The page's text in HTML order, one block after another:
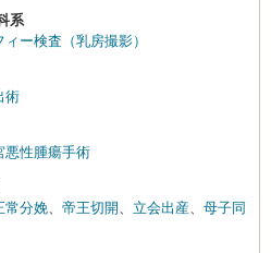
系
ー検査（乳房撮影）
術
悪性腫瘍手術
常分娩
帝王切開 立会出産
母子同